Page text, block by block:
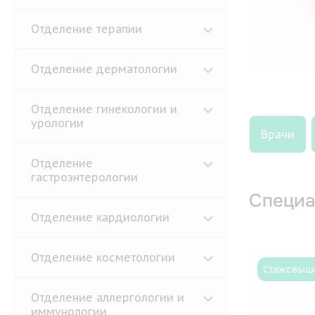
Отделение терапии
Отделение дерматологии
Отделение гинекологии и
урологии
Отделение
гастроэнтерологии
Отделение кардиологии
Отделение косметологии
Отделение аллергологии и
иммунологии
Врачи
Стаж